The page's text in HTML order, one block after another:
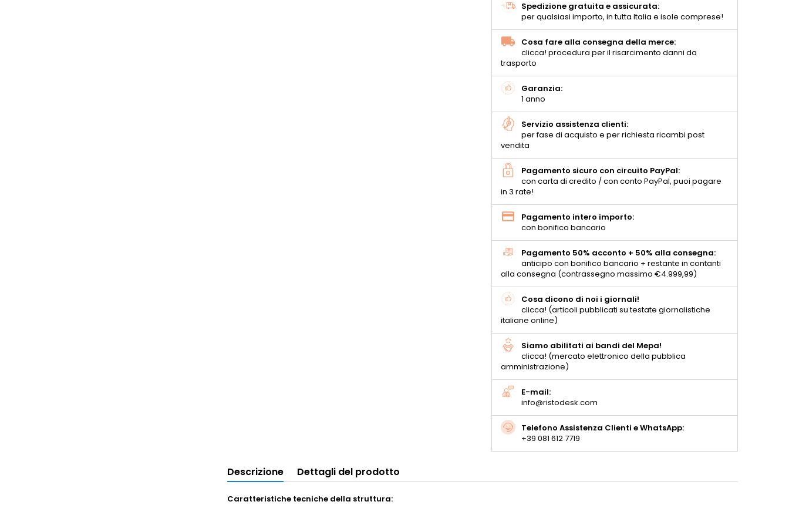
Spedizione gratuita e assicurata:
per qualsiasi importo, in tutta Italia e isole comprese!
Cosa fare alla consegna della merce:
clicca! procedura per il risarcimento danni da
trasporto
Garanzia:
1 anno
Servizio assistenza clienti:
per fase di acquisto e per richiesta ricambi post
vendita
Pagamento sicuro con circuito PayPal:
con carta di credito / con conto PayPal, puoi pagare
in 3 rate!
Pagamento intero importo:
con bonifico bancario
Pagamento 50% acconto + 50% alla consegna:
anticipo con bonifico bancario + restante in contanti
alla consegna (contrassegno massimo €4.999,99)
Cosa dicono di noi i giornali!
clicca! (articoli pubblicati su testate giornalistiche
italiane online)
Siamo abilitati ai bandi del Mepa!
clicca! (mercato elettronico della pubblica
amministrazione)
E-mail:
info@ristodesk.com
Telefono Assistenza Clienti e WhatsApp:
+39 081 612 7719
Descrizione Dettagli del prodotto
Caratteristiche tecniche della struttura: